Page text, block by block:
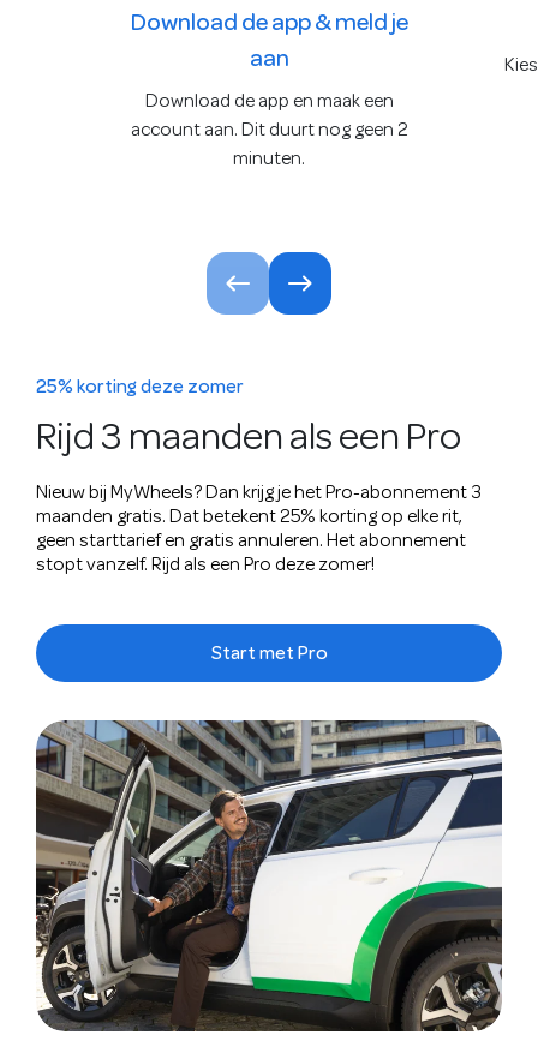
Download de app & meld je
aan
Download de app en maak een
account aan. Dit duurt nog geen 2
minuten.
25% korting deze zomer
Rijd 3 maanden als een Pro
Nieuw bij MyWheels? Dan krijg je het Pro-abonnement 3
maanden gratis. Dat betekent 25% korting op elke rit,
geen starttarief en gratis annuleren. Het abonnement
stopt vanzelf. Rijd als een Pro deze zomer!
Start met Pro